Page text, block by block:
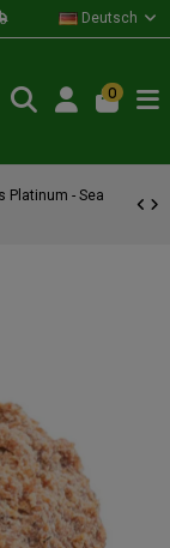
Deutsch
0
Platinum - Sea